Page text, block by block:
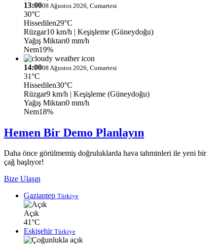
13:0008 Ağustos 2026, Cumartesi
30°C
Hissedilen29°C
Rüzgar10 km/h | Keşişleme (Güneydoğu)
Yağış Miktarı0 mm/h
Nem19%
14:0008 Ağustos 2026, Cumartesi
31°C
Hissedilen30°C
Rüzgar9 km/h | Keşişleme (Güneydoğu)
Yağış Miktarı0 mm/h
Nem18%
Hemen Bir Demo Planlayın
Daha önce görülmemiş doğruluklarda hava tahminleri ile yeni bir
çağ başlıyor!
Bize Ulaşın
Gaziantep Türkiye
Açık
41°C
Eskişehir Türkiye